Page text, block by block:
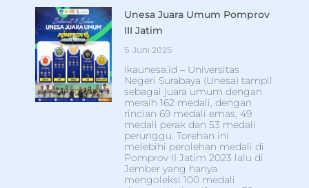
Unesa Juara Umum Pomprov
III Jatim
5 Juni 2025
ikaunesa.id – Universitas
Negeri Surabaya (Unesa) tampil
sebagai juara umum dengan
meraih 162 medali, dengan
rincian 69 medali emas, 49
medali perak dan 53 medali
perunggu. Torehan ini
melebihi perolehan medali di
Pomprov II Jatim 2023 lalu di
Jember yang hanya
mengoleksi 100 medali